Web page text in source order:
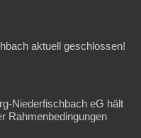
aktuell geschlossen!
Niederfischbach eG hält
Rahmenbedingungen